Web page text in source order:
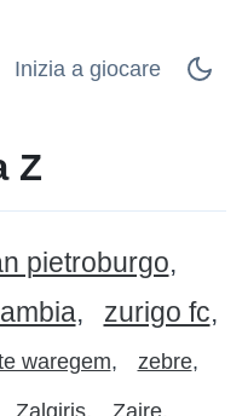
Inizia a giocare
Z
pietroburgo
zurigo fc
waregem zebre
Zalgiris Zaire